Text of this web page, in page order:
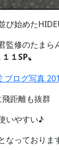
び始めた
監修のたまら
１SP〟
距離も抜群
いやすい♪
なっておりま